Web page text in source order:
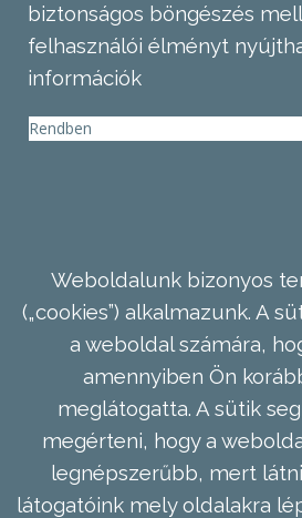
biztonságos böngészés
felhasználói élményt
információk
Rendben
Weboldalunk bizonyos
(„cookies”) alkalmazunk. A
a weboldal számára,
amennyiben Ön
meglátogatta. A sütik
megérteni, hogy a
legnépszerűbb, mert
látogatóink mely oldalakra